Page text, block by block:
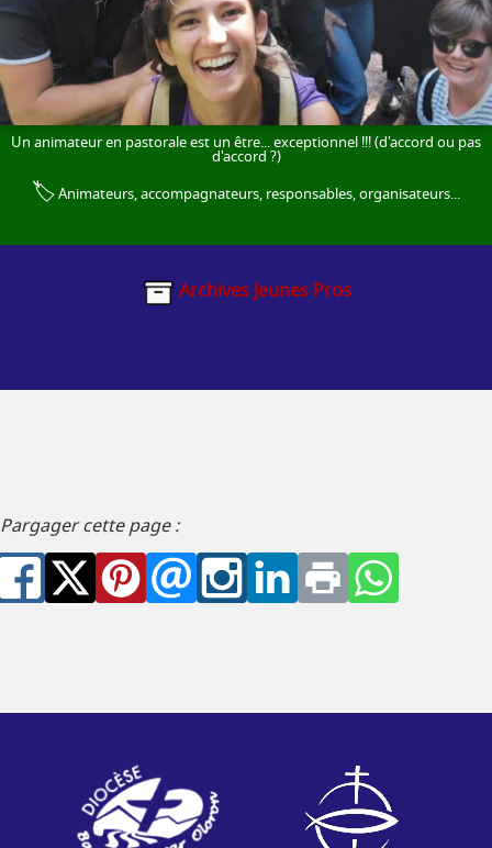
Un animateur en pastorale est un être... exceptionnel !!! (d'accord ou pas
d'accord ?)
🏷️ Animateurs, accompagnateurs, responsables, organisateurs...
Archives Jeunes Pros
Pargager cette page :